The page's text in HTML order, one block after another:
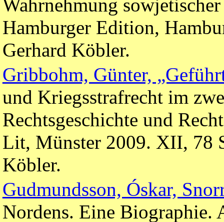
Wahrnehmung
Hamburger Edition,
Gerhard Köbler.
Gribbohm, Günter,
und Kriegsstrafrecht im
Rechtsgeschichte und
Lit, Münster 2009. XII, 78
Köbler.
Gudmundsson, Óskar,
Nordens. Eine Biographie.